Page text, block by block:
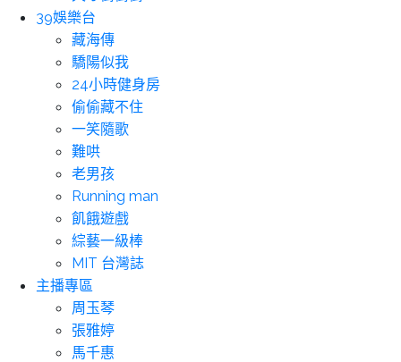
39娛樂台
藏海傳
驕陽似我
24小時健身房
偷偷藏不住
一笑隨歌
難哄
老男孩
Running man
飢餓遊戲
綜藝一級棒
MIT 台灣誌
主播專區
周玉琴
張雅婷
馬千惠